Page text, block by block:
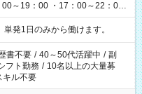
～19：00 ・17：00～22：00
翌6：00 など
発1日のみから働けます。
書不要 / 40～50代活躍中 / 副
フト勤務 / 10名以上の大量募
キル不要